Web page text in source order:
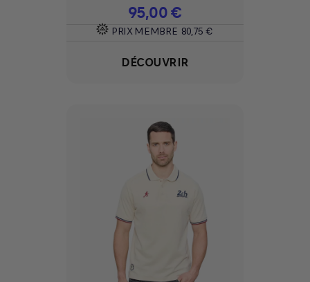
Prix
95,00 €
PRIX MEMBRE 80,75 €
DÉCOUVRIR